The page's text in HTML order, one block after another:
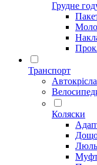
Грудне
Транспорт
Автокрісла
Коляски